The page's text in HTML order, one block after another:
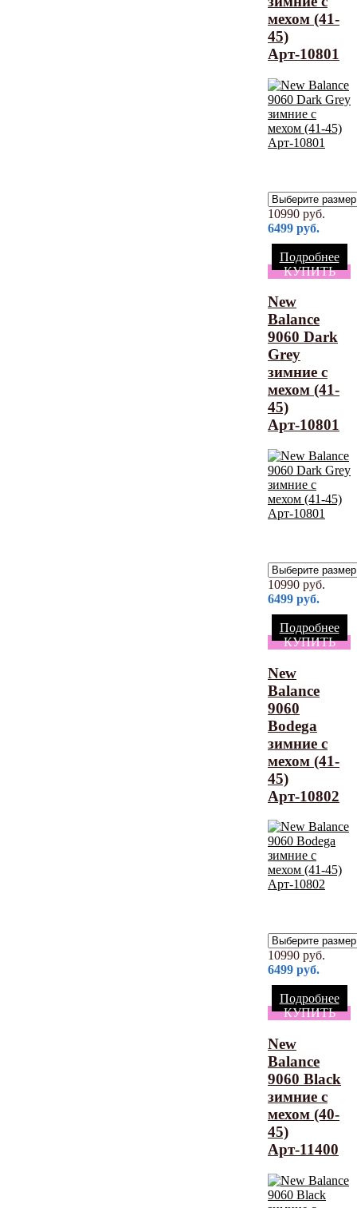
мехом (41-
45)
Арт-10801
10990 руб.
6499 руб.
Подробнее
КУПИТЬ
New
Balance
9060 Dark
Grey
зимние с
мехом (41-
45)
Арт-10801
10990 руб.
6499 руб.
Подробнее
КУПИТЬ
New
Balance
9060
Bodega
зимние с
мехом (41-
45)
Арт-10802
10990 руб.
6499 руб.
Подробнее
КУПИТЬ
New
Balance
9060 Black
зимние с
мехом (40-
45)
Арт-11400